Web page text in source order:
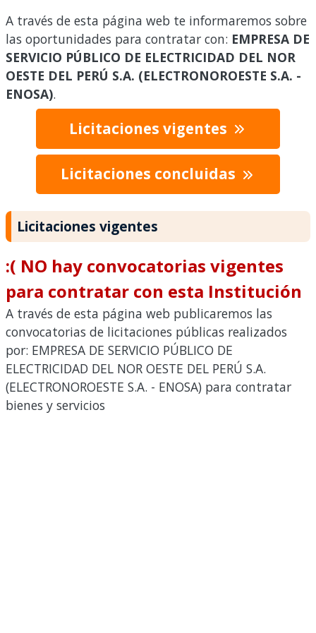
A través de esta página web te informaremos sobre
las oportunidades para contratar con: EMPRESA DE
SERVICIO PÚBLICO DE ELECTRICIDAD DEL NOR
OESTE DEL PERÚ S.A. (ELECTRONOROESTE S.A. -
ENOSA).
Licitaciones vigentes
Licitaciones concluidas
Licitaciones vigentes
:( NO hay convocatorias vigentes
para contratar con esta Institución
A través de esta página web publicaremos las
convocatorias de licitaciones públicas realizados
por: EMPRESA DE SERVICIO PÚBLICO DE
ELECTRICIDAD DEL NOR OESTE DEL PERÚ S.A.
(ELECTRONOROESTE S.A. - ENOSA) para contratar
bienes y servicios